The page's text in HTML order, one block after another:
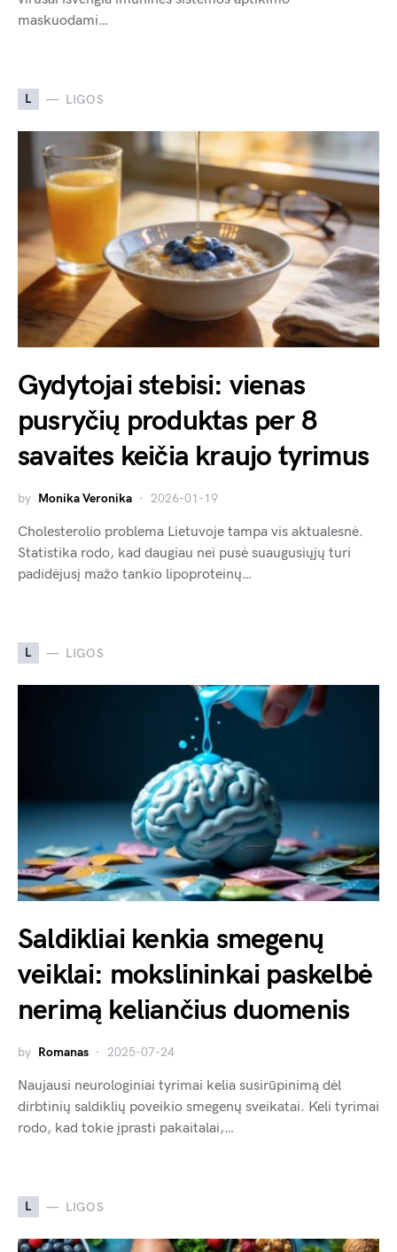
maskuodami…
L LIGOS
Gydytojai stebisi: vienas
pusryčių produktas per 8
savaites keičia kraujo tyrimus
by Monika Veronika 2026-01-19
Cholesterolio problema Lietuvoje tampa vis aktualesnė.
Statistika rodo, kad daugiau nei pusė suaugusiųjų turi
padidėjusį mažo tankio lipoproteinų…
L LIGOS
Saldikliai kenkia smegenų
veiklai: mokslininkai paskelbė
nerimą keliančius duomenis
by Romanas 2025-07-24
Naujausi neurologiniai tyrimai kelia susirūpinimą dėl
dirbtinių saldiklių poveikio smegenų sveikatai. Keli tyrimai
rodo, kad tokie įprasti pakaitalai,…
L LIGOS